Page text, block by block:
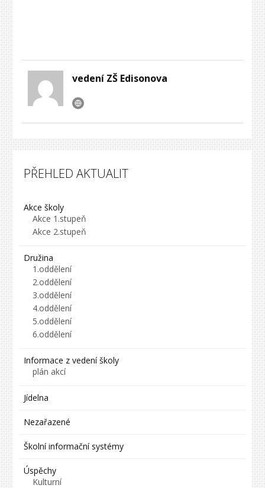
vedení ZŠ Edisonova
PŘEHLED AKTUALIT
Akce školy
Akce 1.stupeň
Akce 2.stupeň
Družina
1.oddělení
2.oddělení
3.oddělení
4.oddělení
5.oddělení
6.oddělení
Informace z vedení školy
plán akcí
Jídelna
Nezařazené
Školní informační systémy
Úspěchy
Kulturní